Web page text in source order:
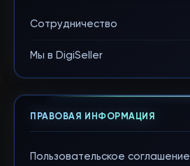
Сотрудничество
Мы в DigiSeller
ПРАВОВАЯ ИНФОРМАЦИЯ
Пользовательское соглашение